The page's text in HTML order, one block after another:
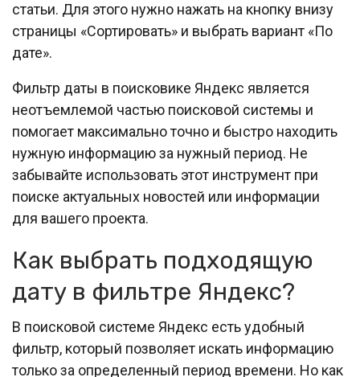
статьи. Для этого нужно нажать на кнопку внизу
страницы «Сортировать» и выбрать вариант «По
дате».
Фильтр даты в поисковике Яндекс является
неотъемлемой частью поисковой системы и
помогает максимально точно и быстро находить
нужную информацию за нужный период. Не
забывайте использовать этот инструмент при
поиске актуальных новостей или информации
для вашего проекта.
Как выбрать подходящую
дату в фильтре Яндекс?
В поисковой системе Яндекс есть удобный
фильтр, который позволяет искать информацию
только за определенный период времени. Но как